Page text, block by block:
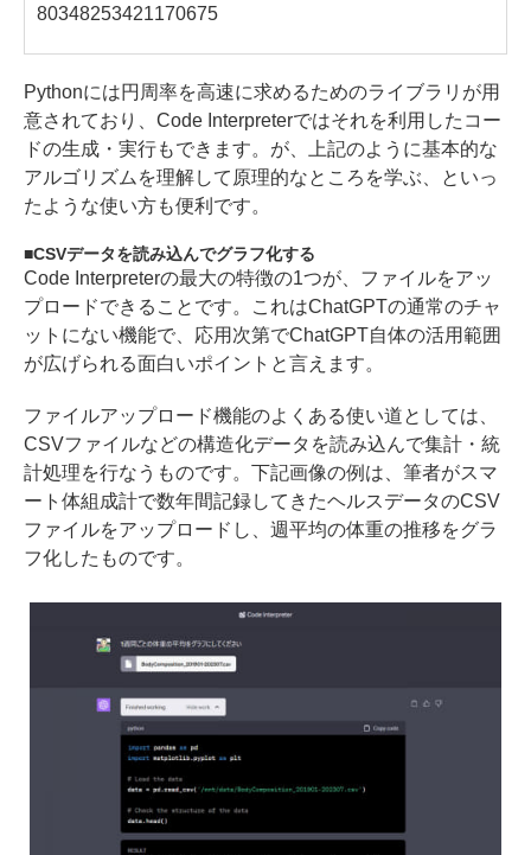
80348253421170675
Pythonには円周率を高速に求めるためのライブラリが用
意されており、Code Interpreterではそれを利用したコー
ドの生成・実行もできます。が、上記のように基本的な
アルゴリズムを理解して原理的なところを学ぶ、といっ
たような使い方も便利です。
CSVデータを読み込んでグラフ化する
Code Interpreterの最大の特徴の1つが、ファイルをアッ
プロードできることです。これはChatGPTの通常のチャ
ットにない機能で、応用次第でChatGPT自体の活用範囲
が広げられる面白いポイントと言えます。
ファイルアップロード機能のよくある使い道としては、
CSVファイルなどの構造化データを読み込んで集計・統
計処理を行なうものです。下記画像の例は、筆者がスマ
ート体組成計で数年間記録してきたヘルスデータのCSV
ファイルをアップロードし、週平均の体重の推移をグラ
フ化したものです。